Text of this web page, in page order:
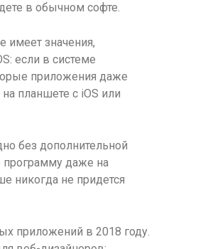
в обычном софте.
имеет значения,
если в системе
приложения даже
планшете с iOS или
без дополнительной
программу даже на
никогда не придется
приложений в 2018 году.